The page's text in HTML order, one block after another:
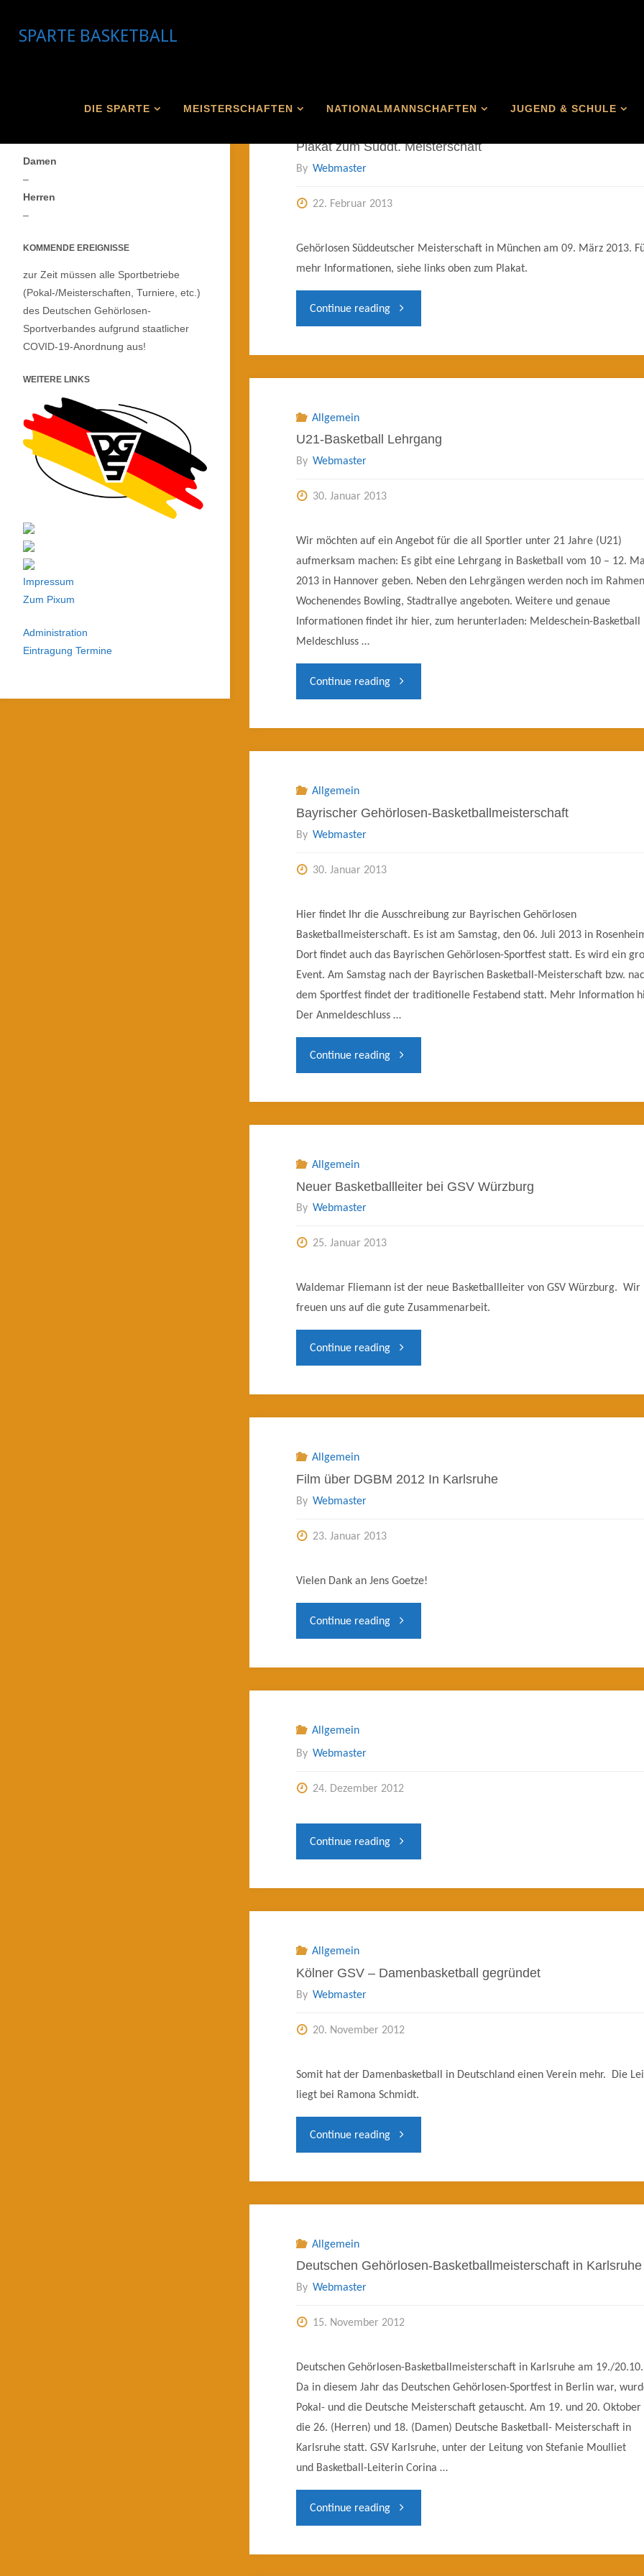
SPARTE BASKETBALL
DIE SPARTE MEISTERSCHAFTEN NATIONALMANNSCHAFTEN JUGEND & SCHULE
Plakat zum Süddt. Meisterschaft
By Webmaster
22. Februar 2013
Gehörlosen Süddeutscher Meisterschaft in München am 09. März 2013.
mehr Informationen, siehe links oben zum Plakat.
Continue reading"Plakat
Süddt.
Allgemein
U21-Basketball Lehrgang
By Webmaster
30. Januar 2013
Wir möchten auf ein Angebot für die all Sportler unter 21 Jahre (U21)
aufmerksam machen: Es gibt eine Lehrgang in Basketball vom 10 – 12.
2013 in Hannover geben. Neben den Lehrgängen werden noch im
Wochenendes Bowling, Stadtrallye angeboten. Weitere und genaue
Informationen findet ihr hier, zum herunterladen: Meldeschein-Basketball
Meldeschluss …
Continue reading"U21-
Lehrgang"
Allgemein
Ba​yrischer Gehörlosen-​Basketballmeistersch​aft​
By Webmaster
30. Januar 2013
Hier findet Ihr die Ausschreibung zur Bayrischen Gehörlosen
Basketballmeisterschaft. Es ist am Samstag, den 06. Juli 2013 in
Dort findet auch das Bayrischen Gehörlosen-Sportfest statt. Es wird ein
Event. Am Samstag nach der Bayrischen Basketball-Meisterschaft bzw.
dem Sportfest findet der traditionelle Festabend statt. Mehr Information
Der Anmeldeschluss …
Continue reading"Ba​
Gehörlosen-​
aft​
Allgemein
Neuer Basketballleiter bei GSV Würzburg
By Webmaster
25. Januar 2013
Waldemar Fliemann ist der neue Basketballleiter von GSV Würzburg. Wir
freuen uns auf die gute Zusammenarbeit.
Continue reading"Neuer
bei
Würzburg"
Allgemein
Film über DGBM 2012 In Karlsruhe
By Webmaster
23. Januar 2013
Vielen Dank an Jens Goetze!
Continue reading"Film
DGBM
Karlsruhe"
Allgemein
By Webmaster
24. Dezember 2012
Continue reading""
Allgemein
Kölner GSV – Damenbasketball gegründet
By Webmaster
20. November 2012
Somit hat der Damenbasketball in Deutschland einen Verein mehr. Die
liegt bei Ramona Schmidt.
Continue reading"Kölner
–
gegründet"
Allgemein
Deutschen Gehörlosen-Basketballmeisterschaft in Karlsruhe
By Webmaster
15. November 2012
Deutschen Gehörlosen-Basketballmeisterschaft in Karlsruhe am 19./
Da in diesem Jahr das Deutschen Gehörlosen-Sportfest in Berlin war,
Pokal- und die Deutsche Meisterschaft getauscht. Am 19. und 20. Oktober
die 26. (Herren) und 18. (Damen) Deutsche Basketball- Meisterschaft in
Karlsruhe statt. GSV Karlsruhe, unter der Leitung von Stefanie Moulliet
und Basketball-Leiterin Corina …
Continue reading"Deutschen
Damen
–
Herren
–
KOMMENDE EREIGNISSE
zur Zeit müssen alle Sportbetriebe
(Pokal-/Meisterschaften, Turniere, etc.)
des Deutschen Gehörlosen-
Sportverbandes aufgrund staatlicher
COVID-19-Anordnung aus!
WEITERE LINKS
Impressum
Zum Pixum
Administration
Eintragung Termine